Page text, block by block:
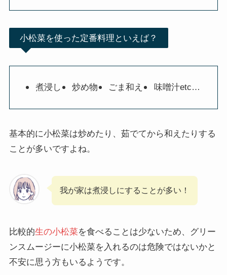
小松菜を使った定番料理といえば？
煮浸し 炒め物 ごま和え 味噌汁etc…
基本的に小松菜は炒めたり、茹でてから和えたりする
ことが多いですよね。
我が家は煮浸しにすることが多い！
比較的生の小松菜を食べることは少ないため、グリー
ンスムージーに小松菜を入れるのは危険ではないかと
不安に思う方もいるようです。